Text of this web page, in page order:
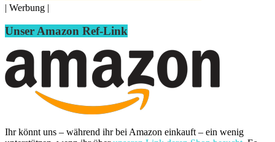
| Werbung |
Unser Amazon Ref-Link
Ihr könnt uns – während ihr bei Amazon einkauft – ein wenig